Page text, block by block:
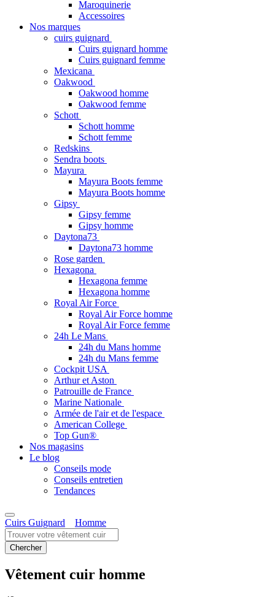
Maroquinerie
Accessoires
Nos marques
cuirs guignard
Cuirs guignard homme
Cuirs guignard femme
Mexicana
Oakwood
Oakwood homme
Oakwood femme
Schott
Schott homme
Schott femme
Redskins
Sendra boots
Mayura
Mayura Boots femme
Mayura Boots homme
Gipsy
Gipsy femme
Gipsy homme
Daytona73
Daytona73 homme
Rose garden
Hexagona
Hexagona femme
Hexagona homme
Royal Air Force
Royal Air Force homme
Royal Air Force femme
24h Le Mans
24h du Mans homme
24h du Mans femme
Cockpit USA
Arthur et Aston
Patrouille de France
Marine Nationale
Armée de l'air et de l'espace
American College
Top Gun®
Nos magasins
Le blog
Conseils mode
Conseils entretien
Tendances
Cuirs Guignard Homme
Vêtement cuir homme